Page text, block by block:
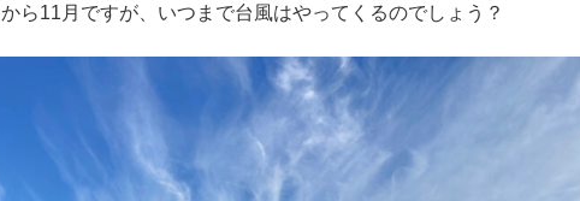
ら11月ですが、いつまで台風はやってくるのでしょう？